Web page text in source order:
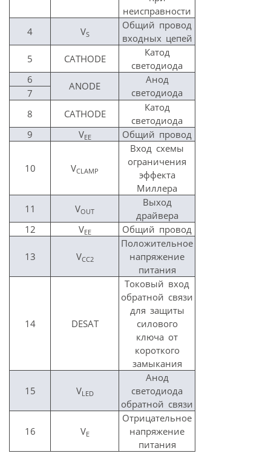
неисправности
4
VS
Общий провод
входных цепей
5
CATHODE
Катод
светодиода
6
ANODE
Анод
светодиода
7
8
CATHODE
Катод
светодиода
9
VEE Общий провод
10 VCLAMP
Вход схемы
ограничения
эффекта
Миллера
11
VOUT
Выход
драйвера
12
VEE Общий провод
13 VСС2
Положительное
напряжение
питания
14 DESAT
Токовый вход
обратной связи
для защиты
силового
ключа от
короткого
замыкания
15 VLED
Анод
светодиода
обратной связи
16 VE
Отрицательное
напряжение
питания